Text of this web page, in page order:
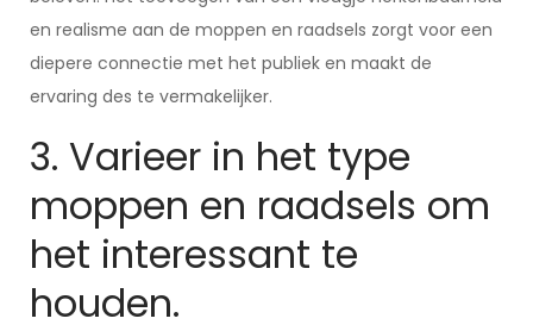
en realisme aan de moppen en raadsels zorgt voor een
diepere connectie met het publiek en maakt de
ervaring des te vermakelijker.
3. Varieer in het type
moppen en raadsels om
het interessant te
houden.